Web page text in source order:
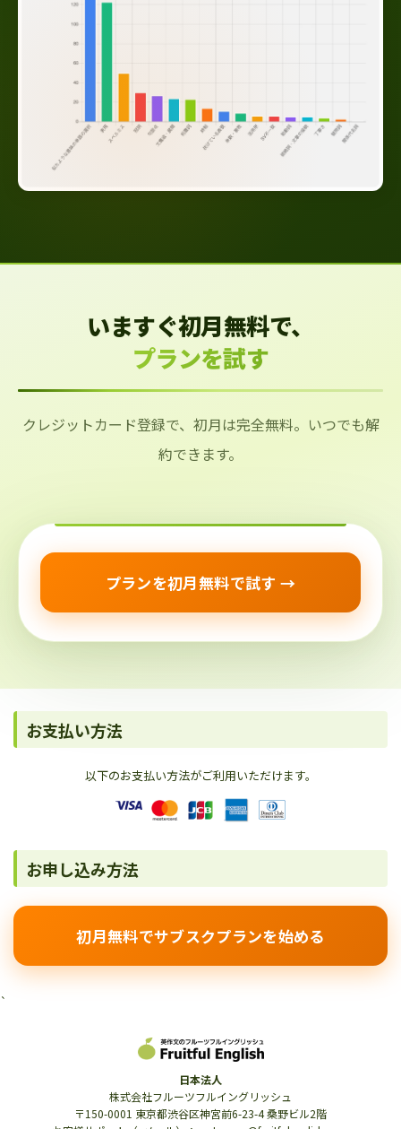
いますぐ初月無料で、
プランを試す
クレジットカード登録で、初月は完全無料。いつでも解
約できます。
プランを初月無料で試す →
お支払い方法
以下のお支払い方法がご利用いただけます。
お申し込み方法
初月無料でサブスクプランを始める
`
日本法人
株式会社フルーツフルイングリッシュ
〒150-0001 東京都渋谷区神宮前6-23-4 桑野ビル2階